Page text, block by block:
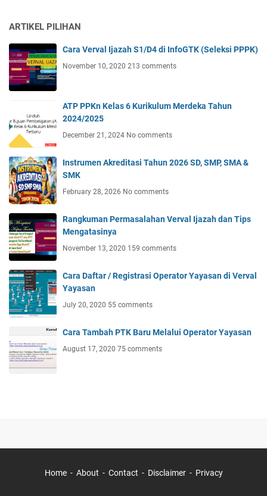
ARTIKEL PILIHAN
Cara Verval Ijazah S1/D4 di InfoGTK (Seleksi PPPK)
November 10, 2020 213 comments
ATP PPKn Kelas 6 Kurikulum Merdeka Tahun
2024/2025
December 21, 2024 No comments
Instrumen Akreditasi Tahun 2026 SD, SMP, SMA &
SMK
February 28, 2026 No comments
Rangkuman Permasalahan Verval Ijazah dan Tips
Mengatasinya
November 13, 2020 159 comments
Cara Daftar / Registrasi Operator Yayasan di Verval
Yayasan
July 20, 2020 55 comments
Cara Tambah PTK Baru Melalui Operator Yayasan
August 17, 2020 75 comments
Home About Contact Disclaimer Privacy